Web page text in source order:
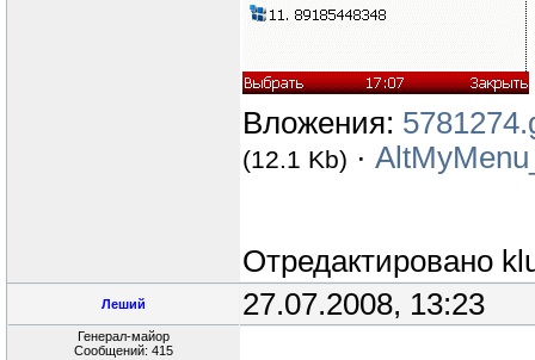
Вложения:
(12.1 Kb) ·
Отредактировано
Леший 27.07.2008, 13:23
Генерал-майор
Сообщений: 415